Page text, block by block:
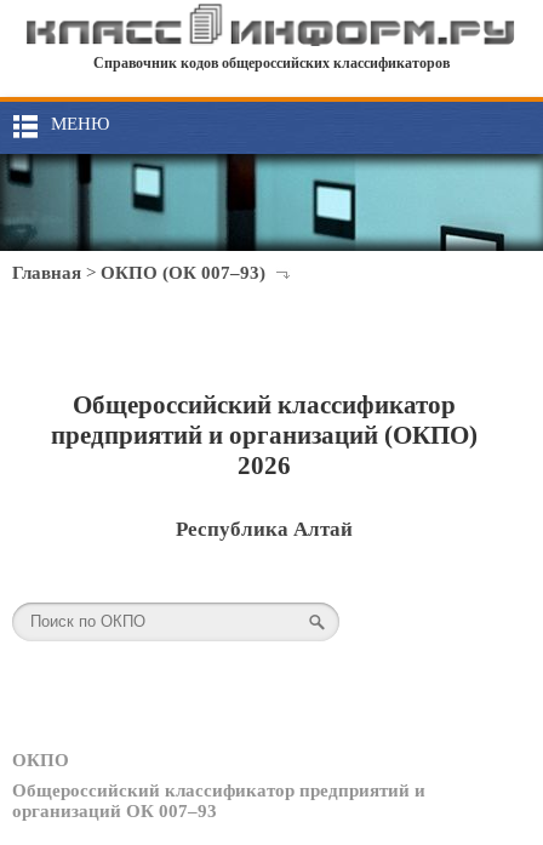
Справочник кодов общероссийских классификаторов
МЕНЮ
Главная > ОКПО (ОК 007–93)
Общероссийский классификатор
предприятий и организаций (ОКПО)
2026
Республика Алтай
ОКПО
Общероссийский классификатор предприятий и
организаций ОК 007–93